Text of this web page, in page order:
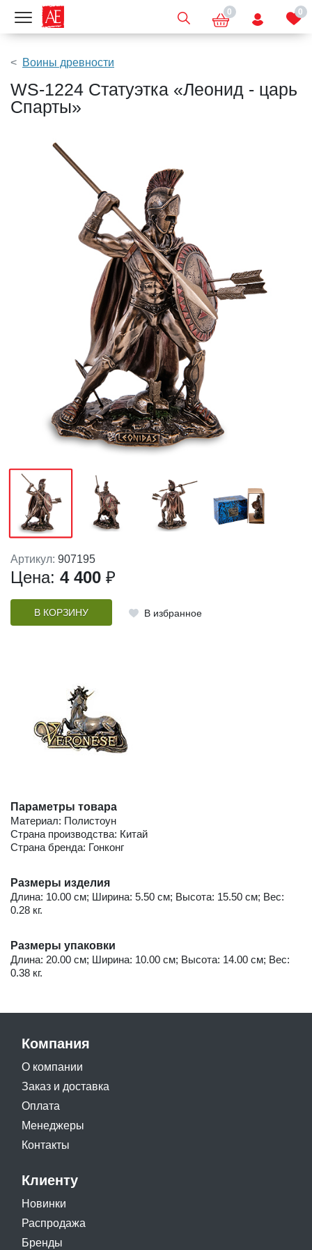
Показать меню 0 0
Воины древности
WS-1224 Статуэтка «Леонид - царь
Спарты»
Артикул: 907195
Цена: 4 400 ₽
В КОРЗИНУ В избранное
Параметры товара
Материал: Полистоун
Страна производства: Китай
Страна бренда: Гонконг
Размеры изделия
Длина: 10.00 см; Ширина: 5.50 см; Высота: 15.50 см; Вес:
0.28 кг.
Размеры упаковки
Длина: 20.00 см; Ширина: 10.00 см; Высота: 14.00 см; Вес:
0.38 кг.
Компания
О компании
Заказ и доставка
Оплата
Менеджеры
Контакты
Клиенту
Новинки
Распродажа
Бренды